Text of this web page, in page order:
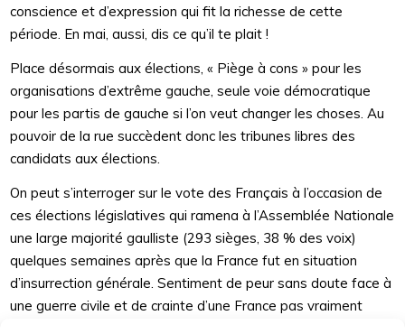
conscience et d’expression qui fit la richesse de cette
période. En mai, aussi, dis ce qu’il te plait !
Place désormais aux élections, « Piège à cons » pour les
organisations d’extrême gauche, seule voie démocratique
pour les partis de gauche si l’on veut changer les choses. Au
pouvoir de la rue succèdent donc les tribunes libres des
candidats aux élections.
On peut s’interroger sur le vote des Français à l’occasion de
ces élections législatives qui ramena à l’Assemblée Nationale
une large majorité gaulliste (293 sièges, 38 % des voix)
quelques semaines après que la France fut en situation
d’insurrection générale. Sentiment de peur sans doute face à
une guerre civile et de crainte d’une France pas vraiment